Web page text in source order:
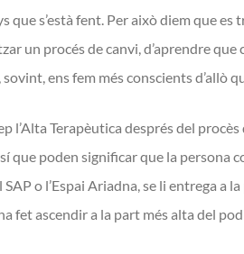
que s’està fent. Per això diem que
un procés de canvi, d’aprendre
ens fem més conscients d’allò
l’Alta Terapèutica després del procès
poden significar que la persona
SAP o l’Espai Ariadna, se li entrega a
fet ascendir a la part més alta del